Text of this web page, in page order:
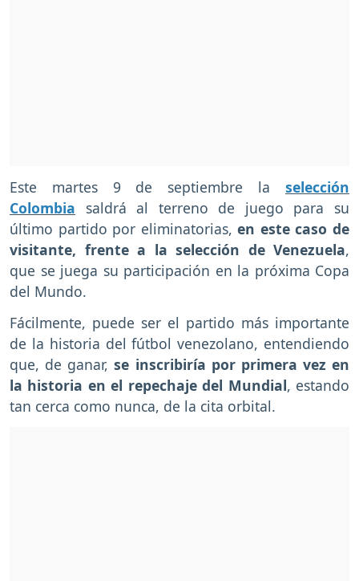
Este martes 9 de septiembre la selección
Colombia saldrá al terreno de juego para su
último partido por eliminatorias,en este caso de
visitante, frente a la selección de Venezuela,
que se juega su participación en la próxima Copa
del Mundo.
Fácilmente, puede ser el partido más importante
de la historia del fútbol venezolano, entendiendo
que, de ganar,se inscribiría por primera vez en
la historia en el repechaje del Mundial, estando
tan cerca como nunca, de la cita orbital.